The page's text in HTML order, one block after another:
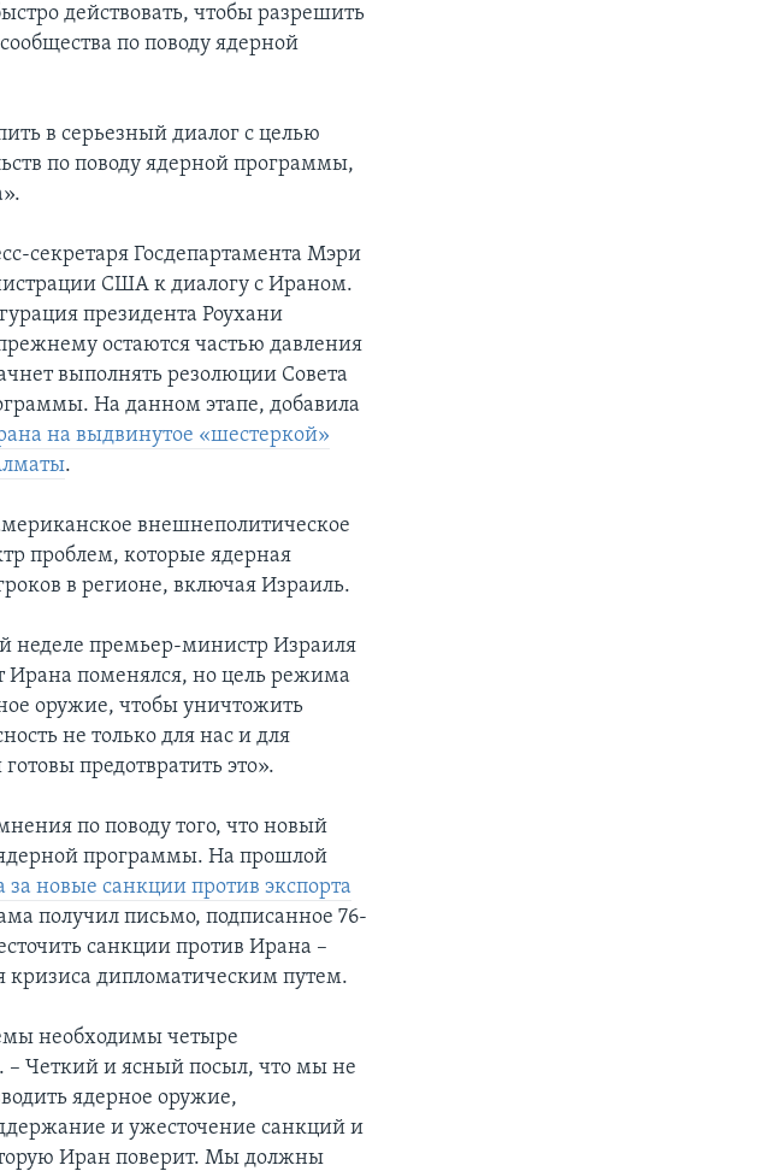
действовать, чтобы разрешить
по поводу ядерной
в серьезный диалог с целью
по поводу ядерной программы,
секретаря Госдепартамента Мэри
США к диалогу с Ираном.
президента Роухани
остаются частью давления
выполнять резолюции Совета
На данном этапе, добавила
на выдвинутое «шестеркой»
.
внешнеполитическое
проблем, которые ядерная
в регионе, включая Израиль.
неделе премьер-министр Израиля
Ирана поменялся, но цель режима
оружие, чтобы уничтожить
не только для нас и для
предотвратить это».
по поводу того, что новый
программы. На прошлой
за новые санкции против экспорта
получил письмо, подписанное 76-
санкции против Ирана –
кризиса дипломатическим путем.
необходимы четыре
– Четкий и ясный посыл, что мы не
ядерное оружие,
и ужесточение санкций и
Иран поверит. Мы должны